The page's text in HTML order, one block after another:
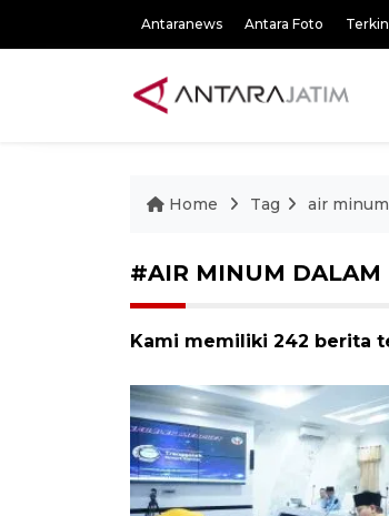
Antaranews Antara Foto
Home Tag air
#AIR MINUM DALAM
Kami memiliki 242 berita